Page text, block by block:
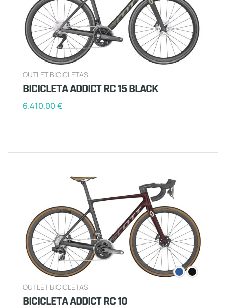
OUTLET BICICLETAS
BICICLETA ADDICT RC 15 BLACK
6.410,00€
OUTLET BICICLETAS
BICICLETA ADDICT RC 10